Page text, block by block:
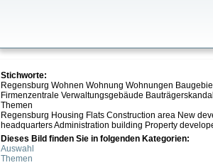
Stichworte:
Regensburg Wohnen Wohnung Wohnungen
Firmenzentrale Verwaltungsgebäude
Themen
Regensburg Housing Flats Construction area New
headquarters Administration building Property
Dieses Bild finden Sie in folgenden Kategorien:
Auswahl
Themen